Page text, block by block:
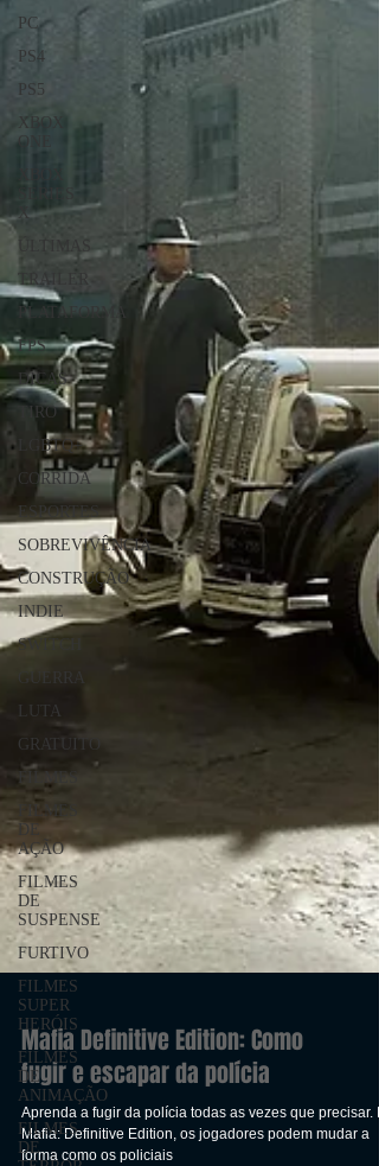
PC
PS4
PS5
XBOX
ONE
X
TRAILER
PLATAFORMA
FPS
DICAS
TIRO
LGBTQ+
CORRIDA
ESPORTES
SOBREVIVÊNCIA
CONSTRUÇÃO
INDIE
SWITCH
GUERRA
LUTA
GRATUITO
FILMES
FILMES
DE
AÇÃO
FILMES
DE
SUSPENSE
FURTIVO
FILMES
SUPER
HERÓIS
FILMES
DE
ANIMAÇÃO
FILMES
DE
Mafia Definitive Edition: Como
fugir e escapar da polícia